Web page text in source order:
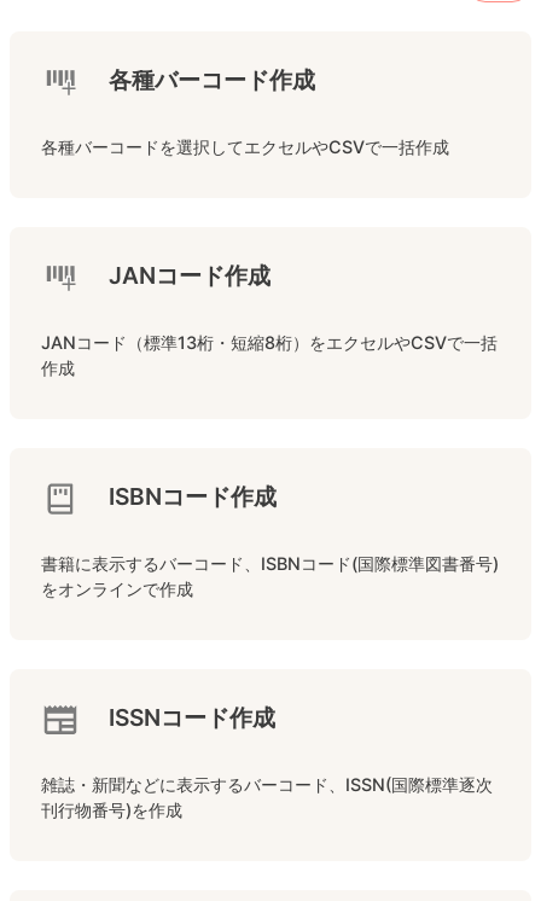
各種バーコード作成
各種バーコードを選択してエクセルやCSVで一括作成
JANコード作成
JANコード（標準13桁・短縮8桁）をエクセルやCSVで一括
作成
ISBNコード作成
書籍に表示するバーコード、ISBNコード(国際標準図書番号)
をオンラインで作成
ISSNコード作成
雑誌・新聞などに表示するバーコード、ISSN(国際標準逐次
刊行物番号)を作成